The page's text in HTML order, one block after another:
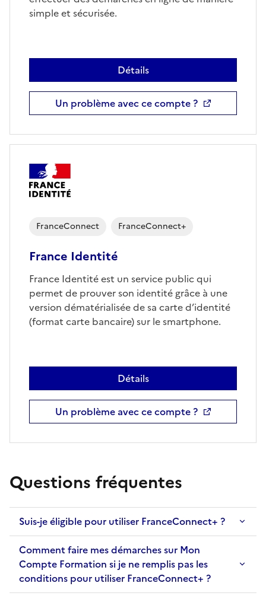
simple et sécurisée.
Détails
Un problème avec ce compte ?
France Identité
France Identité est un service public qui
permet de prouver son identité grâce à une
version dématérialisée de sa carte d’identité
(format carte bancaire) sur le smartphone.
FranceConnect FranceConnect+
Détails
Un problème avec ce compte ?
Questions fréquentes
Suis-je éligible pour utiliser FranceConnect+ ?
Comment faire mes démarches sur Mon
Compte Formation si je ne remplis pas les
conditions pour utiliser FranceConnect+ ?